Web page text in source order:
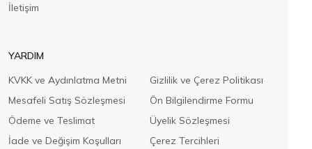
İletişim
YARDIM
KVKK ve Aydınlatma Metni
Gizlilik ve Çerez Politikası
Mesafeli Satış Sözleşmesi
Ön Bilgilendirme Formu
Ödeme ve Teslimat
Üyelik Sözleşmesi
İade ve Değişim Koşulları
Çerez Tercihleri